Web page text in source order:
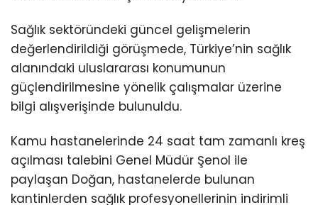
Sağlık sektöründeki güncel gelişmelerin
değerlendirildiği görüşmede, Türkiye’nin sağlık
alanındaki uluslararası konumunun
güçlendirilmesine yönelik çalışmalar üzerine
bilgi alışverişinde bulunuldu.
Kamu hastanelerinde 24 saat tam zamanlı kreş
açılması talebini Genel Müdür Şenol ile
paylaşan Doğan, hastanelerde bulunan
kantinlerden sağlık profesyonellerinin indirimli